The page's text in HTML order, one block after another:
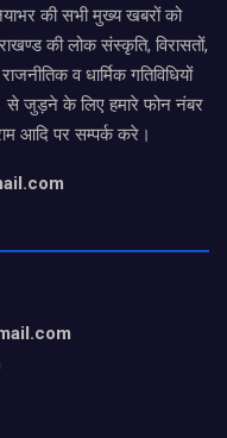
की सभी मुख्य खबरों को
की लोक संस्कृति, विरासतों,
व धार्मिक गतिविधियों
से जुड़ने के लिए हमारे फोन नंबर
आदि पर सम्पर्क करे।